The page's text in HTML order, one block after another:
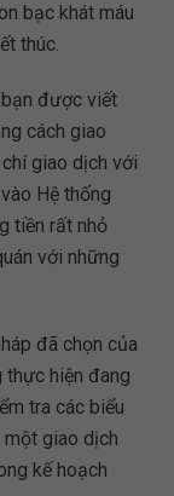
bạc khát máu
thúc.
được viết
cách giao
giao dịch với
Hệ thống
tiền rất nhỏ
với những
đã chọn của
hiện đang
tra các biểu
giao dịch
kế hoạch